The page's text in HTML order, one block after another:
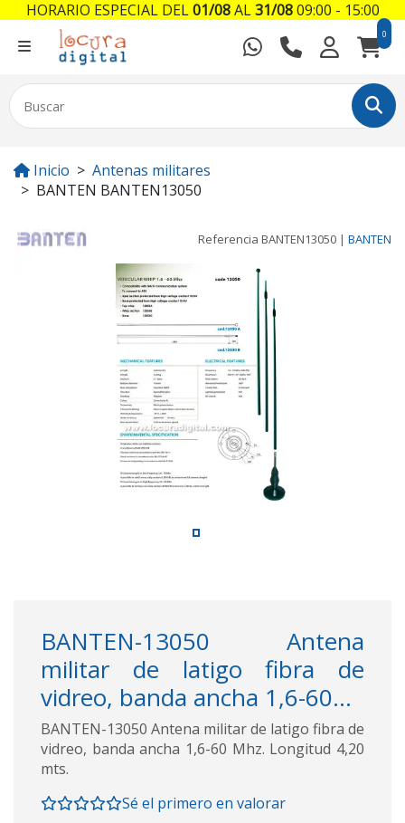
0
Inicio
Antenas militares
BANTEN BANTEN13050
Referencia BANTEN13050 | BANTEN
BANTEN-13050 Antena
militar de latigo fibra de
vidreo, banda ancha 1,6-60...
BANTEN-13050 Antena militar de latigo fibra de
vidreo, banda ancha 1,6-60 Mhz. Longitud 4,20
mts.
Sé el primero en valorar
HORARIO ESPECIAL DEL01/08AL31/0809:00 - 15:00